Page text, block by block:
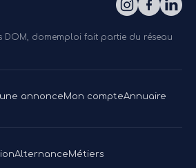
DOM, domemploi fait partie du réseau
annonceMon compteAnnuaire
AlternanceMétiers